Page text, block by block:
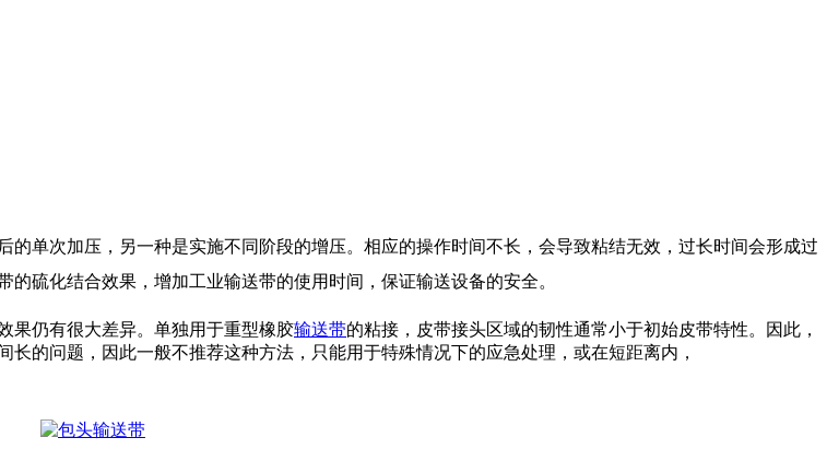
单次加压，另一种是实施不同阶段的增压。相应的操作时间不长，会导致粘结无效，过长时间会形成过
硫化结合效果，增加工业输送带的使用时间，保证输送设备的安全。
仍有很大差异。单独用于重型橡胶输送带的粘接，皮带接头区域的韧性通常小于初始皮带特性。因此，
长的问题，因此一般不推荐这种方法，只能用于特殊情况下的应急处理，或在短距离内，